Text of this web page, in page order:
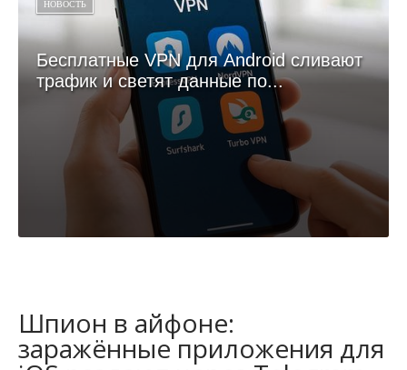
НОВОСТЬ
Бесплатные VPN для Android сливают
трафик и светят данные по...
Шпион в айфоне:
заражённые приложения для